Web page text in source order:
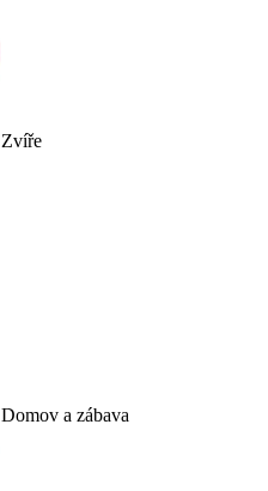
Zvíře
Domov a zábava